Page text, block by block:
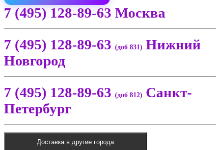
7 (495) 128-89-63 Москва
7 (495) 128-89-63 (доб 831) Нижний
Новгород
7 (495) 128-89-63 (доб 812) Санкт-
Петербург
Доставка в другие города